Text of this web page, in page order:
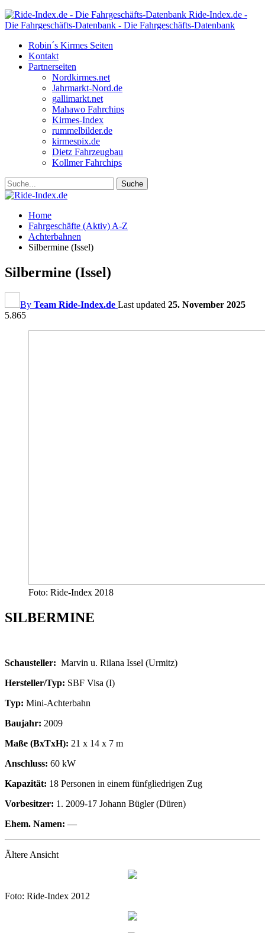
Ride-Index.de -
Die Fahrgeschäfts-Datenbank - Die Fahrgeschäfts-Datenbank
Robin´s Kirmes Seiten
Kontakt
Partnerseiten
Nordkirmes.net
Jahrmarkt-Nord.de
gallimarkt.net
Mahawo Fahrchips
Kirmes-Index
rummelbilder.de
kirmespix.de
Dietz Fahrzeugbau
Kollmer Fahrchips
Home
Fahrgeschäfte (Aktiv) A-Z
Achterbahnen
Silbermine (Issel)
Silbermine (Issel)
By Team Ride-Index.de Last updated 25. November 2025
5.865
Foto: Ride-Index 2018
SILBERMINE
Schausteller: Marvin u. Rilana Issel (Urmitz)
Hersteller/Typ: SBF Visa (I)
Typ: Mini-Achterbahn
Baujahr: 2009
Maße (BxTxH): 21 x 14 x 7 m
Anschluss: 60 kW
Kapazität: 18 Personen in einem fünfgliedrigen Zug
Vorbesitzer: 1. 2009-17 Johann Bügler (Düren)
Ehem. Namen: —
Ältere Ansicht
Foto: Ride-Index 2012